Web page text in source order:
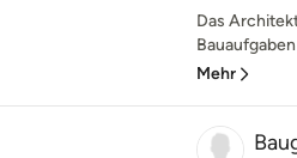
Das
Mehr